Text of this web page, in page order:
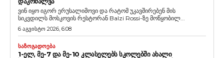
ვინ იყო იგორ ერუსალიმოვი და რატომ უკავშირებენ მის
სიკვდილს მოსკოვის რესტორან Balzi Rossi-ზე მოწყობილ...
6 აგვისტო 2026, 6:08
ᲡᲐᲖᲝᲒᲐᲓᲝᲔᲑᲐ
1-ᲔᲚ, ᲛᲔ-7 ᲓᲐ ᲛᲔ-10 ᲙᲚᲐᲡᲔᲚᲔᲑᲡ ᲡᲙᲝᲚᲔᲑᲨᲘ ᲐᲮᲐᲚᲘ